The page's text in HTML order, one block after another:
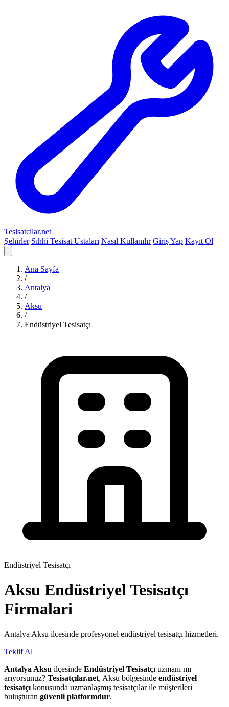
Tesisatcilar.net
Şehirler Sıhhi Tesisat Ustaları Nasıl Kullanılır Giriş Yap Kayıt Ol
Ana Sayfa
/
Antalya
/
Aksu
/
Endüstriyel Tesisatçı
Endüstriyel Tesisatçı
Aksu Endüstriyel Tesisatçı
Firmalari
Antalya Aksu ilcesinde profesyonel endüstriyel tesisatçı hizmetleri.
Teklif Al
Antalya Aksu ilçesinde Endüstriyel Tesisatçı uzmanı mı
arıyorsunuz? Tesisatçılar.net, Aksu bölgesinde endüstriyel
tesisatçı konusunda uzmanlaşmış tesisatçılar ile müşterileri
buluşturan güvenli platformdur.